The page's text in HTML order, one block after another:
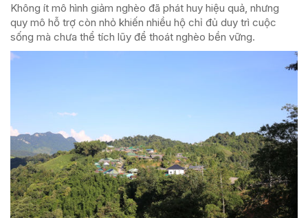
Không ít mô hình giảm nghèo đã phát huy hiệu quả, nhưng
quy mô hỗ trợ còn nhỏ khiến nhiều hộ chỉ đủ duy trì cuộc
sống mà chưa thể tích lũy để thoát nghèo bền vững.